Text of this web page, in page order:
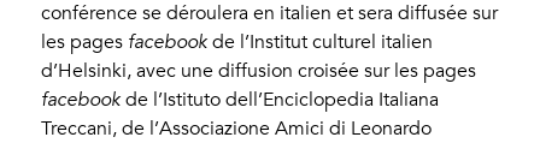
conférence se déroulera en italien et sera diffusée sur
les pages facebook de l’Institut culturel italien
d’Helsinki, avec une diffusion croisée sur les pages
facebook de l’Istituto dell’Enciclopedia Italiana
Treccani, de l’Associazione Amici di Leonardo